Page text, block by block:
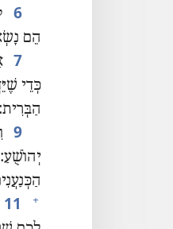
6
הֵם
7
כְּדֵי
9
+
11